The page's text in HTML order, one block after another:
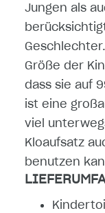
Jungen als
Größe der
dass sie auf
ist eine
viel
Kloaufsatz
benutzen